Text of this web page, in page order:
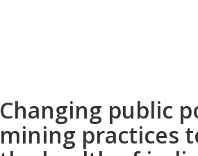
Changing public
mining practices